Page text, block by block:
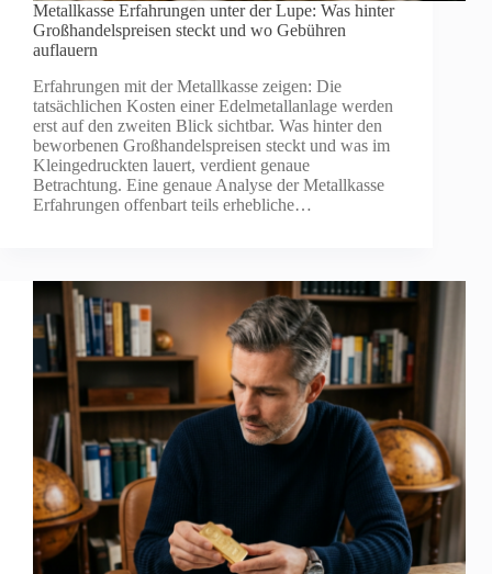
Metallkasse Erfahrungen unter der Lupe: Was hinter
Großhandelspreisen steckt und wo Gebühren
auflauern
Erfahrungen mit der Metallkasse zeigen: Die
tatsächlichen Kosten einer Edelmetallanlage werden
erst auf den zweiten Blick sichtbar. Was hinter den
beworbenen Großhandelspreisen steckt und was im
Kleingedruckten lauert, verdient genaue
Betrachtung. Eine genaue Analyse der Metallkasse
Erfahrungen offenbart teils erhebliche…